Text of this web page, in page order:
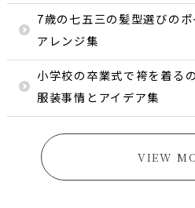
7歳の七五三の髪型選びの
アレンジ集
小学校の卒業式で袴を着る
服装事情とアイデア集
VIEW